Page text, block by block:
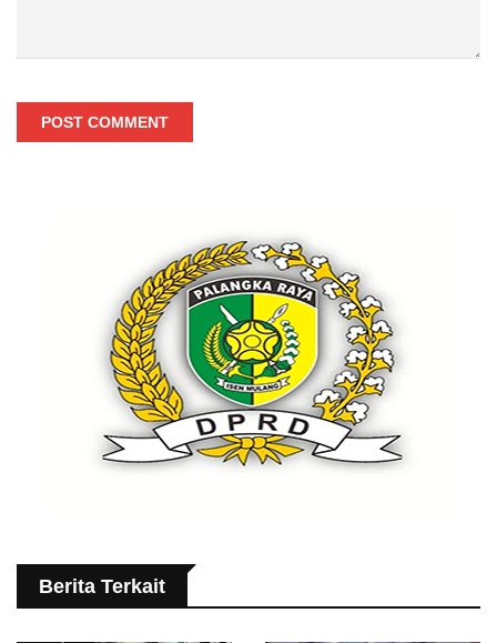
POST COMMENT
Berita Terkait